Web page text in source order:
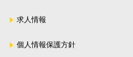
求人情報
個人情報保護方針